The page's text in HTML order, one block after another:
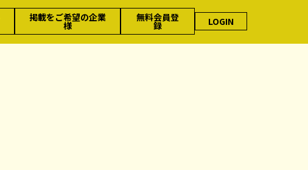
掲載をご希望の企業
様
無料会員登
録 LOGIN